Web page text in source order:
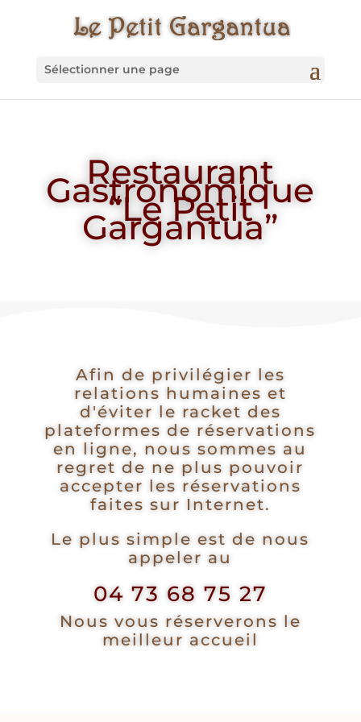
Sélectionner une page
Restaurant
Gastronomique
“Le Petit
Gargantua”
Afin de privilégier les
relations humaines et
d'éviter le racket des
plateformes de réservations
en ligne, nous sommes au
regret de ne plus pouvoir
accepter les réservations
faites sur Internet.
Le plus simple est de nous
appeler au
04 73 68 75 27
Nous vous réserverons le
meilleur accueil